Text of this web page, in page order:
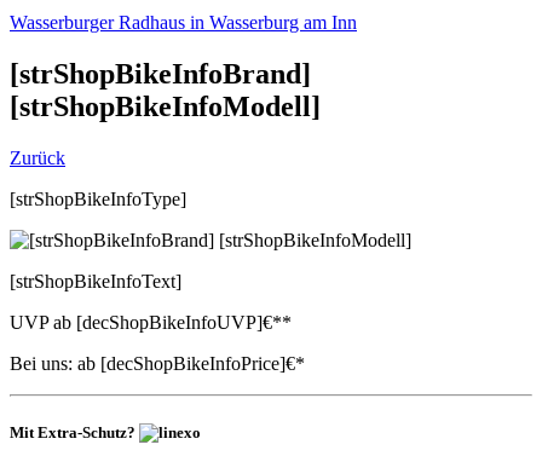
Wasserburger Radhaus in Wasserburg am Inn
[strShopBikeInfoBrand]
[strShopBikeInfoModell]
Zurück
[strShopBikeInfoType]
[strShopBikeInfoText]
UVP ab [decShopBikeInfoUVP]€**
Bei uns: ab [decShopBikeInfoPrice]€*
Mit Extra-Schutz?